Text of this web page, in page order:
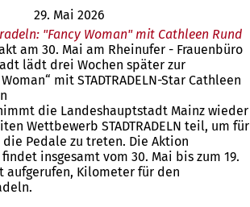
29. Mai 2026
"Fancy Woman" mit Cathleen Rund
am 30. Mai am Rheinufer - Frauenbüro
lädt drei Wochen später zur
mit STADTRADELN-Star Cathleen
die Landeshauptstadt Mainz wieder
Wettbewerb STADTRADELN teil, um für
Pedale zu treten. Die Aktion
findet insgesamt vom 30. Mai bis zum 19.
aufgerufen, Kilometer für den